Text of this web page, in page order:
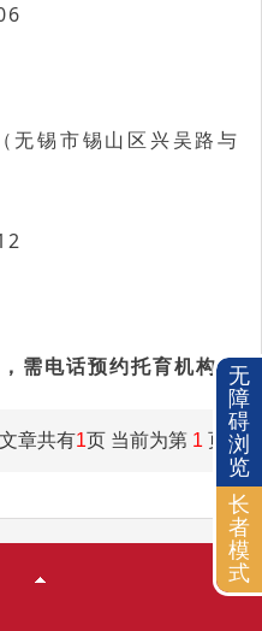
无锡市锡山区兴吴路与
需电话预约托育机构。
章共有1页 当前为第 1 页
无
障
碍
浏
览
长
者
模
式